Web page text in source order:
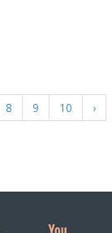
Page
8 Page
9 Page
10
›